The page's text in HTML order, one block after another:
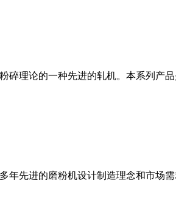
碎理论的一种先进的轧机。本系列产
年先进的磨粉机设计制造理念和市场